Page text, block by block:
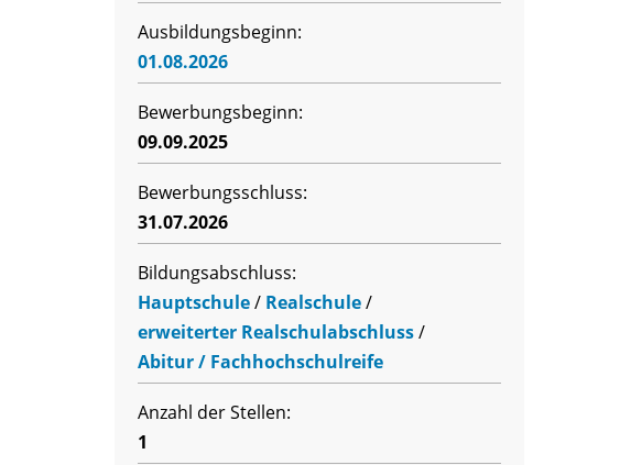
Ausbildungsbeginn:
01.08.2026
Bewerbungsbeginn:
09.09.2025
Bewerbungsschluss:
31.07.2026
Bildungsabschluss:
Hauptschule/ Realschule/
erweiterter Realschulabschluss/
Abitur / Fachhochschulreife
Anzahl der Stellen:
1